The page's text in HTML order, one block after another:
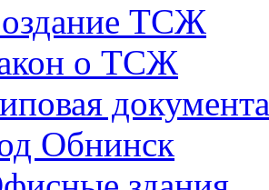
ТСЖ
о ТСЖ
Обнинск